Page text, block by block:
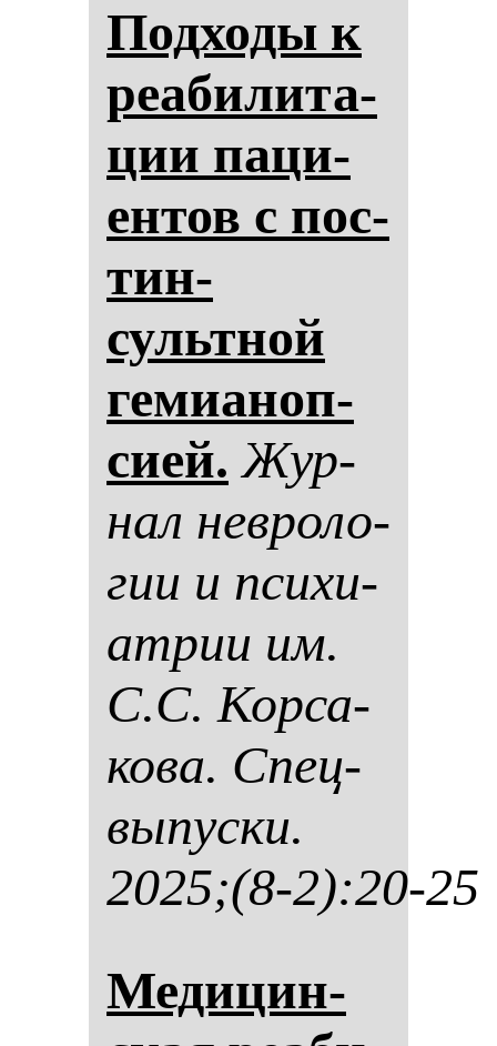
Под­хо­ды к
ре­аби­ли­та­
ции па­ци­
ен­тов с пос­
тин­
сультной
ге­ми­аноп­
си­ей. Жур­
нал нев­ро­ло­
гии и пси­хи­
ат­рии им.
С.С. Кор­са­
ко­ва. Спец­
вы­пус­ки.
2025;(8-2):20-25
Ме­ди­цин­